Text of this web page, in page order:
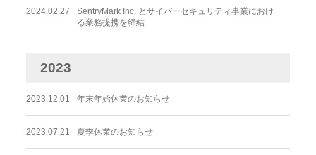
2024.02.27
SentryMark Inc. とサイバーセキュリティ事業におけ
る業務提携を締結
2023
2023.12.01 年末年始休業のお知らせ
2023.07.21 夏季休業のお知らせ